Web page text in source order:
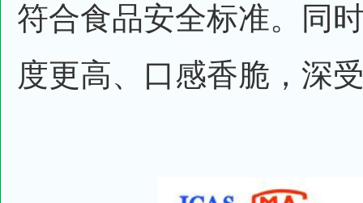
符合食品安全标准。同
度更高、口感香脆，深